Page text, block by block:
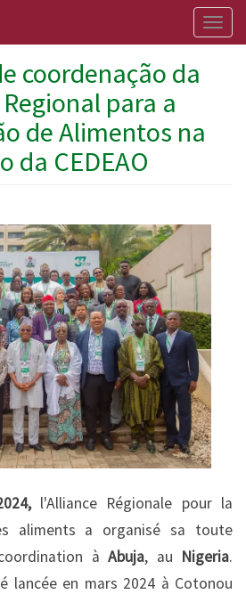
coordenação da
para a
de Alimentos na
da CEDEAO
l'Alliance Régionale pour la
aliments a organisé sa toute
àAbuja, au Nigeria.
lancée en mars 2024 à Cotonou